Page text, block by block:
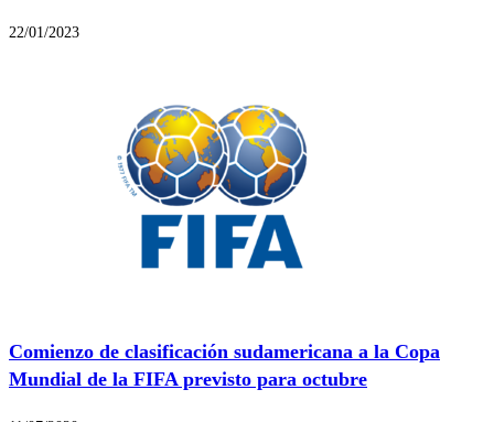
22/01/2023
Comienzo de clasificación sudamericana a la Copa
Mundial de la FIFA previsto para octubre